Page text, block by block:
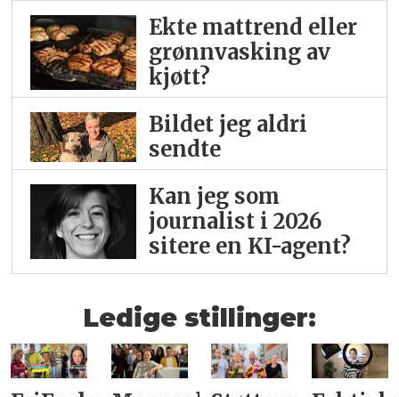
Ekte mattrend eller
grønnvasking av
kjøtt?
Bildet jeg aldri
sendte
Kan jeg som
journalist i 2026
sitere en KI-agent?
Ledige stillinger: